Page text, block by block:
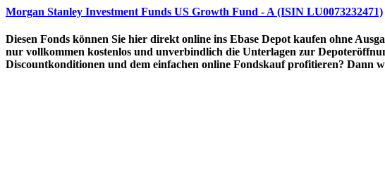
Morgan Stanley Investment Funds US Growth Fund - A (ISIN LU0073232471)
Diesen Fonds können Sie hier direkt online ins Ebase Depot kaufen ohne
nur vollkommen kostenlos und unverbindlich die Unterlagen zur
Discountkonditionen und dem einfachen online Fondskauf profitieren? Dann